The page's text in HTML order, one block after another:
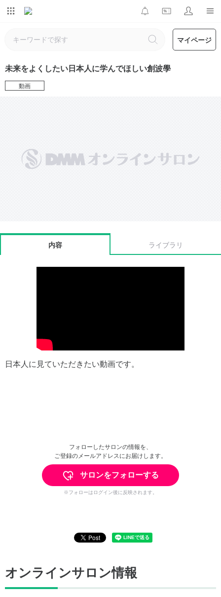
マイページ
未来をよくしたい日本人に学んでほしい創波學
動画
内容 ライブラリ
日本人に見ていただきたい動画です。
フォローしたサロンの情報を、
ご登録のメールアドレスにお届けします。
サロンをフォローする
※フォローはログイン後に反映されます。
オンラインサロン情報